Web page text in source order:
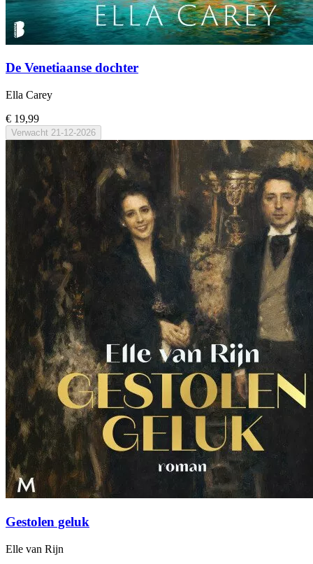
De Venetiaanse dochter
Ella Carey
€ 19,99
Verwacht 21-12-2026
Gestolen geluk
Elle van Rijn